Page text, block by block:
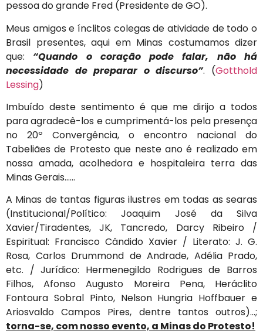
pessoa do grande Fred (Presidente de GO).
Meus amigos e ínclitos colegas de atividade de todo o
Brasil presentes, aqui em Minas costumamos dizer
que: “Quando o coração pode falar, não há
necessidade de preparar o discurso”. (Gotthold
Lessing)
Imbuído deste sentimento é que me dirijo a todos
para agradecê-los e cumprimentá-los pela presença
no 20º Convergência, o encontro nacional do
Tabeliães de Protesto que neste ano é realizado em
nossa amada, acolhedora e hospitaleira terra das
Minas Gerais……
A Minas de tantas figuras ilustres em todas as searas
(Institucional/Político: Joaquim José da Silva
Xavier/Tiradentes, JK, Tancredo, Darcy Ribeiro /
Espiritual: Francisco Cândido Xavier / Literato: J. G.
Rosa, Carlos Drummond de Andrade, Adélia Prado,
etc. / Jurídico: Hermenegildo Rodrigues de Barros
Filhos, Afonso Augusto Moreira Pena, Heráclito
Fontoura Sobral Pinto, Nelson Hungria Hoffbauer e
Ariosvaldo Campos Pires, dentre tantos outros)…;
torna-se, com nosso evento, a Minas do Protesto!